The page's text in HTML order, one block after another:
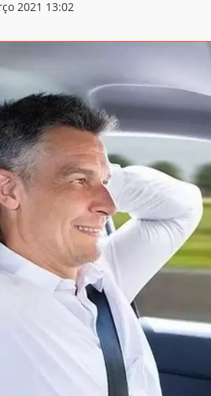
2021 13:02